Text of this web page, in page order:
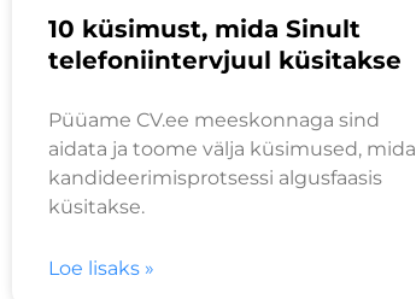
10 küsimust, mida Sinult
telefoniintervjuul küsitakse
Püüame CV.ee meeskonnaga sind
aidata ja toome välja küsimused, mida
kandideerimisprotsessi algusfaasis
küsitakse.
Loe lisaks »